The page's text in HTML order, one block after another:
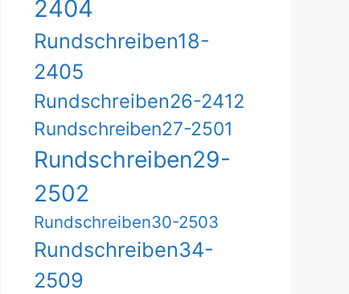
2404
Rundschreiben18-
2405
Rundschreiben26-2412
Rundschreiben27-2501
Rundschreiben29-
2502
Rundschreiben30-2503
Rundschreiben34-
2509